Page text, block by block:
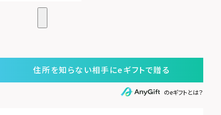
住所を知らない相手にeギフトで贈る
のeギフトとは？